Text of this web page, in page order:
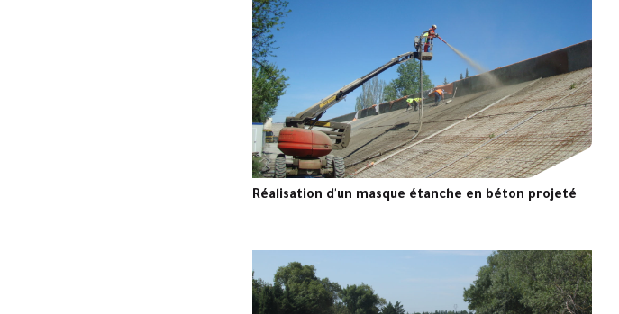
Réalisation d'un masque étanche en béton projeté